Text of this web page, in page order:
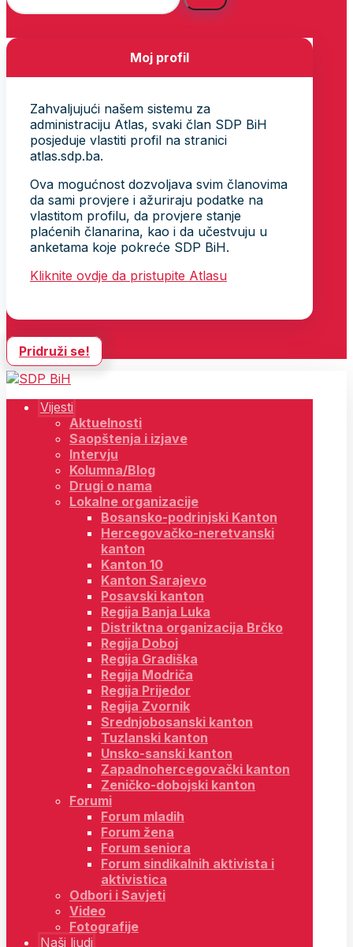
Moj profil
Zahvaljujući našem sistemu za
administraciju Atlas, svaki član SDP BiH
posjeduje vlastiti profil na stranici
atlas.sdp.ba.
Ova mogućnost dozvoljava svim članovima
da sami provjere i ažuriraju podatke na
vlastitom profilu, da provjere stanje
plaćenih članarina, kao i da učestvuju u
anketama koje pokreće SDP BiH.
Kliknite ovdje da pristupite Atlasu
Pridruži se!
Vijesti
Aktuelnosti
Saopštenja i izjave
Intervju
Kolumna/Blog
Drugi o nama
Lokalne organizacije
Bosansko-podrinjski Kanton
Hercegovačko-neretvanski
kanton
Kanton 10
Kanton Sarajevo
Posavski kanton
Regija Banja Luka
Distriktna organizacija Brčko
Regija Doboj
Regija Gradiška
Regija Modriča
Regija Prijedor
Regija Zvornik
Srednjobosanski kanton
Tuzlanski kanton
Unsko-sanski kanton
Zapadnohercegovački kanton
Zeničko-dobojski kanton
Forumi
Forum mladih
Forum žena
Forum seniora
Forum sindikalnih aktivista i
aktivistica
Odbori i Savjeti
Video
Fotografije
Naši ljudi